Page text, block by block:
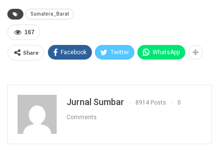
Sumatera_Barat
167
Share Facebook Twitter WhatsApp
Jurnal Sumbar 8914 Posts 0
Comments